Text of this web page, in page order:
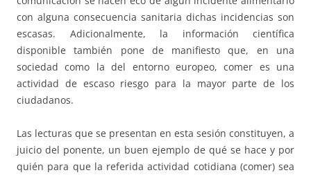
con alguna consecuencia sanitaria dichas incidencias son
escasas. Adicionalmente, la información científica
disponible también pone de manifiesto que, en una
sociedad como la del entorno europeo, comer es una
actividad de escaso riesgo para la mayor parte de los
ciudadanos.
Las lecturas que se presentan en esta sesión constituyen, a
juicio del ponente, un buen ejemplo de qué se hace y por
quién para que la referida actividad cotidiana (comer) sea